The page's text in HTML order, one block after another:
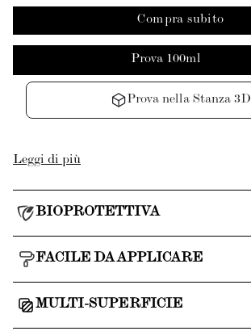
Compra subito
Prova 100ml
Prova nella Stanza 3D
Leggi di più
BIOPROTETTIVA
FACILE DA APPLICARE
MULTI-SUPERFICIE